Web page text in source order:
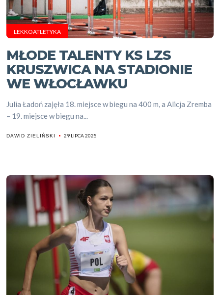
LEKKOATLETYKA
MŁODE TALENTY KS LZS
KRUSZWICA NA STADIONIE
WE WŁOCŁAWKU
Julia Ładoń zajęła 18. miejsce w biegu na 400 m, a Alicja Zremba
– 19. miejsce w biegu na...
DAWID ZIELIŃSKI 29 LIPCA 2025